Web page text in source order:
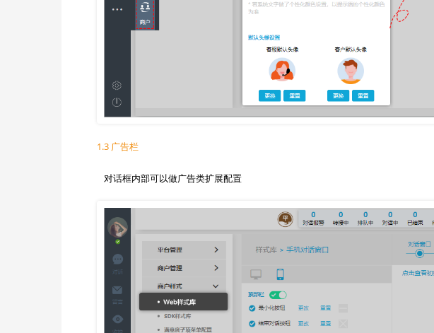
1.3 广告栏
对话框内部可以做广告类扩展配置